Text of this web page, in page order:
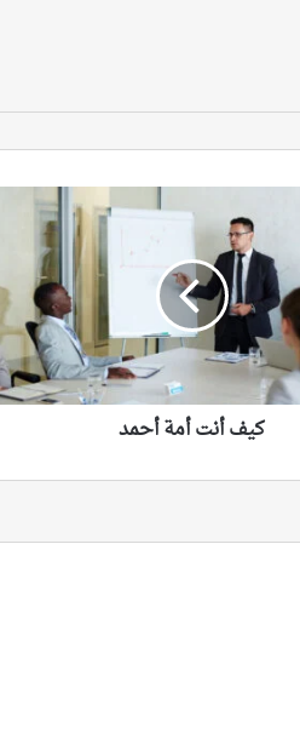
كيف أنت أمة أحمد